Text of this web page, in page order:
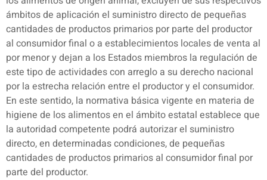
ámbitos de aplicación el suministro directo de pequeñas
cantidades de productos primarios por parte del productor
al consumidor final o a establecimientos locales de venta al
por menor y dejan a los Estados miembros la regulación de
este tipo de actividades con arreglo a su derecho nacional
por la estrecha relación entre el productor y el consumidor.
En este sentido, la normativa básica vigente en materia de
higiene de los alimentos en el ámbito estatal establece que
la autoridad competente podrá autorizar el suministro
directo, en determinadas condiciones, de pequeñas
cantidades de productos primarios al consumidor final por
parte del productor.